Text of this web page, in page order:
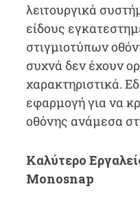
λειτουργικά
είδους
στιγμιοτύπων
συχνά δεν έχουν
χαρακτηριστικά.
εφαρμογή για να
οθόνης ανάμεσα
Καλύτερο
Monosnap